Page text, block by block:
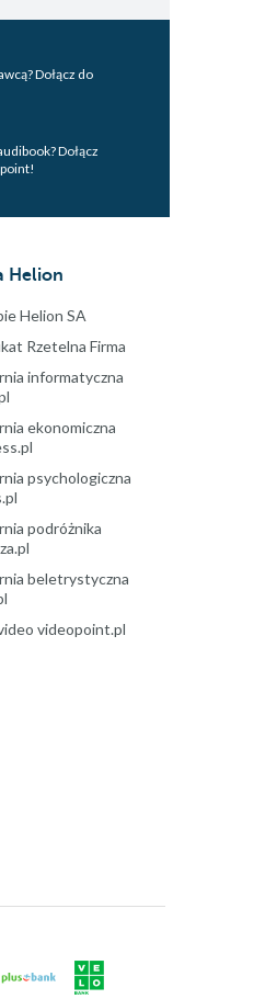
Dołącz do
Dołącz
Helion
Helion SA
Rzetelna Firma
informatyczna
ekonomiczna
psychologiczna
podróżnika
beletrystyczna
videopoint.pl